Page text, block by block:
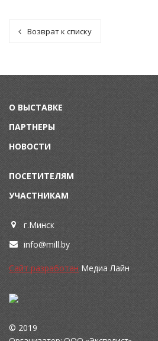
Возврат к списку
О ВЫСТАВКЕ
ПАРТНЕРЫ
НОВОСТИ
ПОСЕТИТЕЛЯМ
УЧАСТНИКАМ
г.Минск
info@mill.by
Сайт разработан Медиа Лайн
© 2019